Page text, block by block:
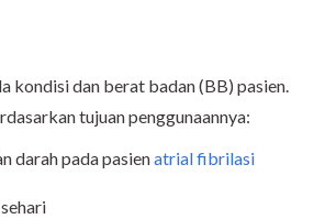
kondisi dan berat badan (BB) pasien.
tujuan penggunaannya:
darah pada pasienatrial fibrilasi